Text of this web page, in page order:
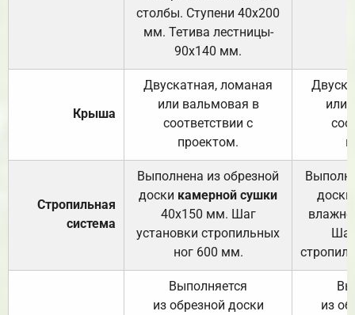
столбы. Ступени 40х200
мм. Тетива лестницы-
90х140 мм.
Крыша
Двускатная, ломаная
или вальмовая в
соответствии с
проектом.
или
Стропильная
система
Выполнена из обрезной
доски камерной сушки
40х150 мм. Шаг
установки стропильных
ног 600 мм.
доски
Выполняется
из обрезной доски
из